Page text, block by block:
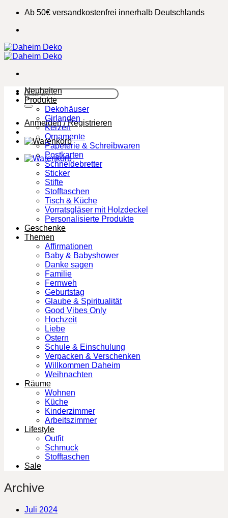
Zum
springen
Ab 50€ versandkostenfrei innerhalb Deutschlands
Suchen
nach:
Anmelden / Registrieren
Neuheiten
Produkte
Dekohäuser
Girlanden
Kerzen
Ornamente
Papeterie & Schreibwaren
Postkarten
Schneidebretter
Sticker
Stifte
Stofftaschen
Tisch & Küche
Vorratsgläser mit Holzdeckel
Personalisierte Produkte
Geschenke
Themen
Affirmationen
Baby & Babyshower
Danke sagen
Familie
Fernweh
Geburtstag
Glaube & Spiritualität
Good Vibes Only
Hochzeit
Liebe
Ostern
Schule & Einschulung
Verpacken & Verschenken
Willkommen Daheim
Weihnachten
Räume
Wohnen
Küche
Kinderzimmer
Arbeitszimmer
Lifestyle
Outfit
Schmuck
Stofftaschen
Sale
Archive
Juli 2024